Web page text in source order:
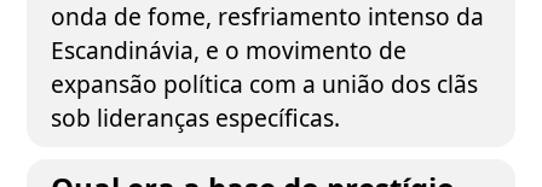
onda de fome, resfriamento intenso da
Escandinávia, e o movimento de
expansão política com a união dos clãs
sob lideranças específicas.